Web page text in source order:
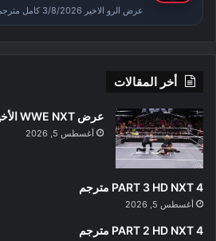
عرض الرو الاخير 3/8/2026 كامل مترجم
أخر المقالات
عرض WWE NXT الأخير 4/8/2026 كامل مترجم
أغسطس 5, 2026
PART 3 HD NXT 4 مترجم
أغسطس 5, 2026
PART 2 HD NXT 4 مترجم